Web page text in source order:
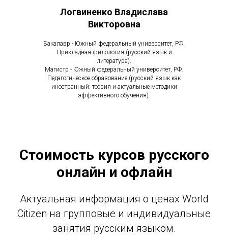
Логвиненко Владислава
Викторовна
Бакалавр - Южный федеральный университет, РФ.
Прикладная филология (русский язык и
литература).
Магистр - Южный федеральный университет, РФ.
Педагогическое образование (русский язык как
иностранный: теория и актуальные методики
эффективного обучения).
Стоимость курсов русского
онлайн и офлайн
Актуальная информация о ценах World
Citizen на групповые и индивидуальные
занятия русским языком.